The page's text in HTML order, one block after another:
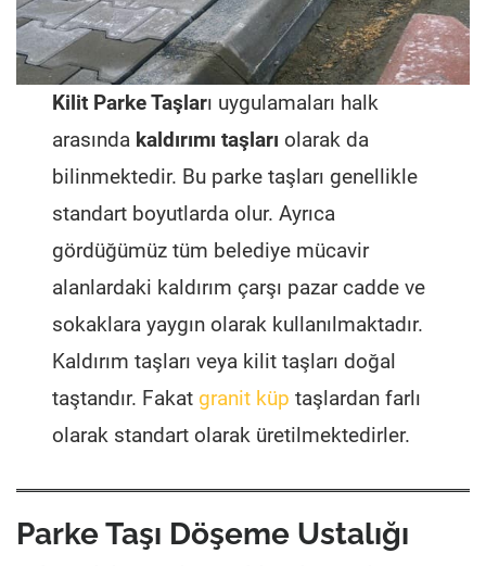
Kilit Parke Taşları uygulamaları halk
arasında kaldırımı taşları olarak da
bilinmektedir. Bu parke taşları genellikle
standart boyutlarda olur. Ayrıca
gördüğümüz tüm belediye mücavir
alanlardaki kaldırım çarşı pazar cadde ve
sokaklara yaygın olarak kullanılmaktadır.
Kaldırım taşları veya kilit taşları doğal
taştandır. Fakat granit küp taşlardan farlı
olarak standart olarak üretilmektedirler.
Parke Taşı Döşeme Ustalığı